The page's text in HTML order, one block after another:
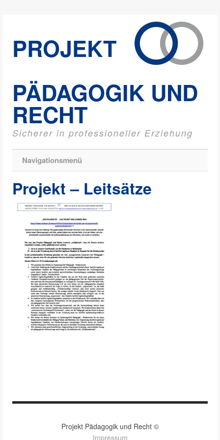
PROJEKT
PÄDAGOGIK UND
RECHT
Sicherer in professioneller Erziehung
Navigationsmenü
Projekt – Leitsätze
Projekt Pädagogik und Recht ©
Impressum